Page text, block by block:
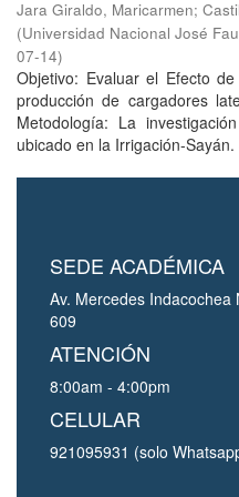
Jara Giraldo, Maricarmen;
(Universidad Nacional José
07-14)
Objetivo: Evaluar el Efecto
producción de cargadores
Metodología: La
ubicado en la Irrigación-Sayán.
SEDE ACADÉMICA
Av. Mercedes Indacochea
609
ATENCIÓN
8:00am - 4:00pm
CELULAR
921095931 (solo